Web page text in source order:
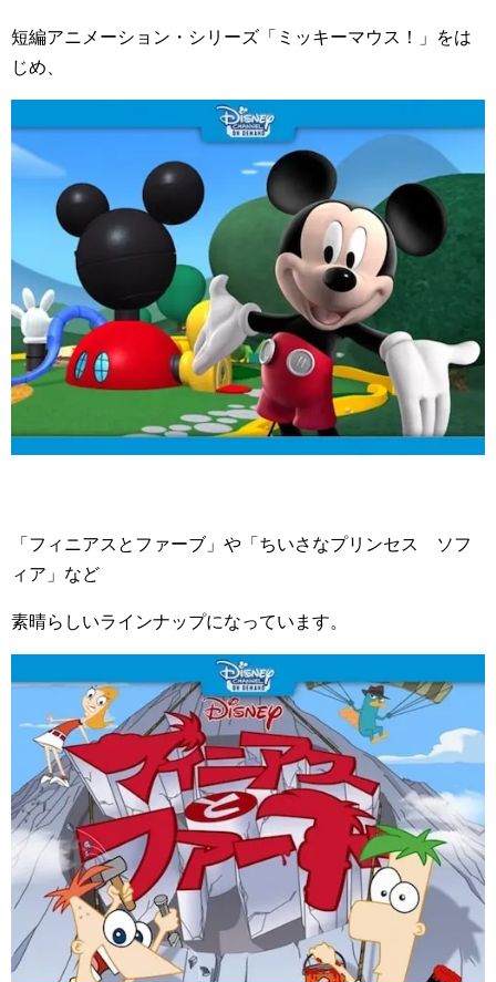
短編アニメーション・シリーズ「ミッキーマウス！」をは
じめ、
「フィニアスとファーブ」や「ちいさなプリンセス ソフ
ィア」など
素晴らしいラインナップになっています。